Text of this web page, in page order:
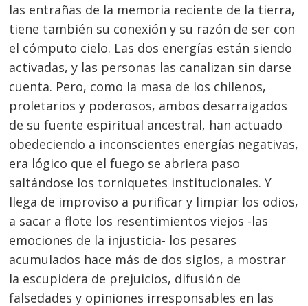
las entrañas de la memoria reciente de la tierra,
tiene también su conexión y su razón de ser con
el cómputo cielo. Las dos energías están siendo
activadas, y las personas las canalizan sin darse
cuenta. Pero, como la masa de los chilenos,
proletarios y poderosos, ambos desarraigados
de su fuente espiritual ancestral, han actuado
obedeciendo a inconscientes energías negativas,
era lógico que el fuego se abriera paso
saltándose los torniquetes institucionales. Y
llega de improviso a purificar y limpiar los odios,
a sacar a flote los resentimientos viejos -las
emociones de la injusticia- los pesares
acumulados hace más de dos siglos, a mostrar
la escupidera de prejuicios, difusión de
falsedades y opiniones irresponsables en las